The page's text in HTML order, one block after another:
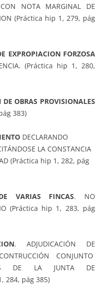
NOTA MARGINAL DE
(Práctica hip 1, 279, pág
EXPROPIACION FORZOSA
(Práctica hip 1, 280,
OBRAS PROVISIONALES
383)
DECLARANDO
LA CONSTANCIA
(Práctica hip 1, 282, pág
VARIAS FINCAS. NO
(Práctica hip 1, 283, pág
. ADJUDICACIÓN DE
CONJUNTO
DE LA JUNTA DE
284, pág 385)